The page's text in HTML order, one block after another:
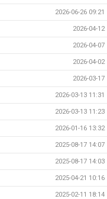
2026-06-26 09:21
2026-04-12
2026-04-07
2026-04-02
2026-03-17
2026-03-13 11:31
2026-03-13 11:23
2026-01-16 13:32
2025-08-17 14:07
2025-08-17 14:03
2025-04-21 10:16
2025-02-11 18:14